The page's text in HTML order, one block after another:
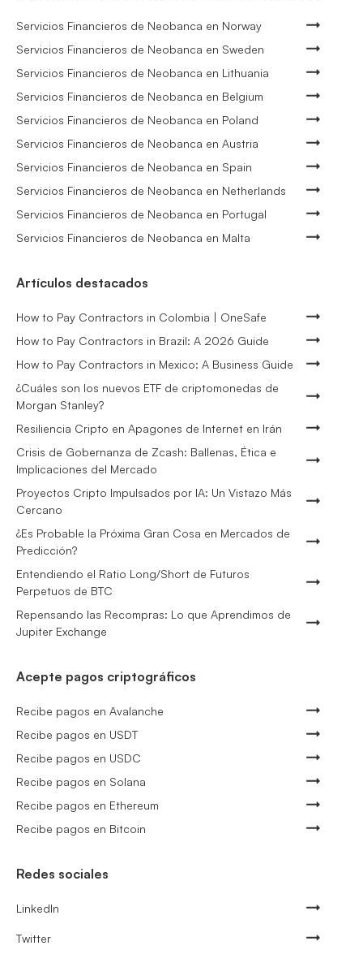
Servicios Financieros de Neobanca en Norway
Servicios Financieros de Neobanca en Sweden
Servicios Financieros de Neobanca en Lithuania
Servicios Financieros de Neobanca en Belgium
Servicios Financieros de Neobanca en Poland
Servicios Financieros de Neobanca en Austria
Servicios Financieros de Neobanca en Spain
Servicios Financieros de Neobanca en Netherlands
Servicios Financieros de Neobanca en Portugal
Servicios Financieros de Neobanca en Malta
Artículos destacados
How to Pay Contractors in Colombia | OneSafe
How to Pay Contractors in Brazil: A 2026 Guide
How to Pay Contractors in Mexico: A Business Guide
¿Cuáles son los nuevos ETF de criptomonedas de
Morgan Stanley?
Resiliencia Cripto en Apagones de Internet en Irán
Crisis de Gobernanza de Zcash: Ballenas, Ética e
Implicaciones del Mercado
Proyectos Cripto Impulsados por IA: Un Vistazo Más
Cercano
¿Es Probable la Próxima Gran Cosa en Mercados de
Predicción?
Entendiendo el Ratio Long/Short de Futuros
Perpetuos de BTC
Repensando las Recompras: Lo que Aprendimos de
Jupiter Exchange
Acepte pagos criptográficos
Recibe pagos en Avalanche
Recibe pagos en USDT
Recibe pagos en USDC
Recibe pagos en Solana
Recibe pagos en Ethereum
Recibe pagos en Bitcoin
Redes sociales
LinkedIn
Twitter